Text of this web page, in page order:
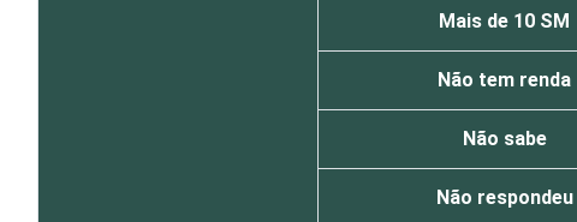
Mais de 10 SM
Não tem renda
Não sabe
Não respondeu